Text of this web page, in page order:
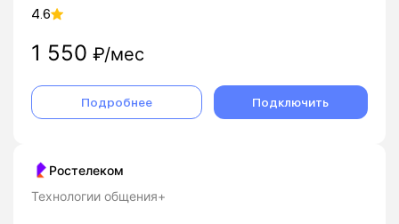
4.6
1 550 ₽/мес
Подробнее Подключить
Ростелеком
Технологии общения+